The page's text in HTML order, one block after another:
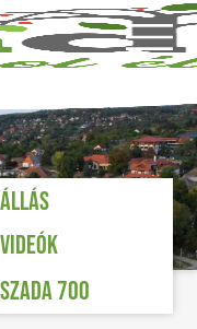
ÁLLÁS
VIDEÓK
SZADA 700